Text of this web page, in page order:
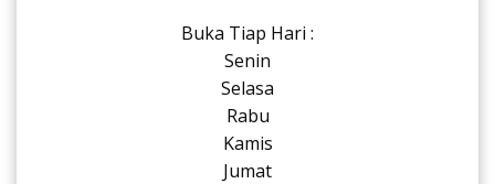
Buka Tiap Hari :
Senin
Selasa
Rabu
Kamis
Jumat